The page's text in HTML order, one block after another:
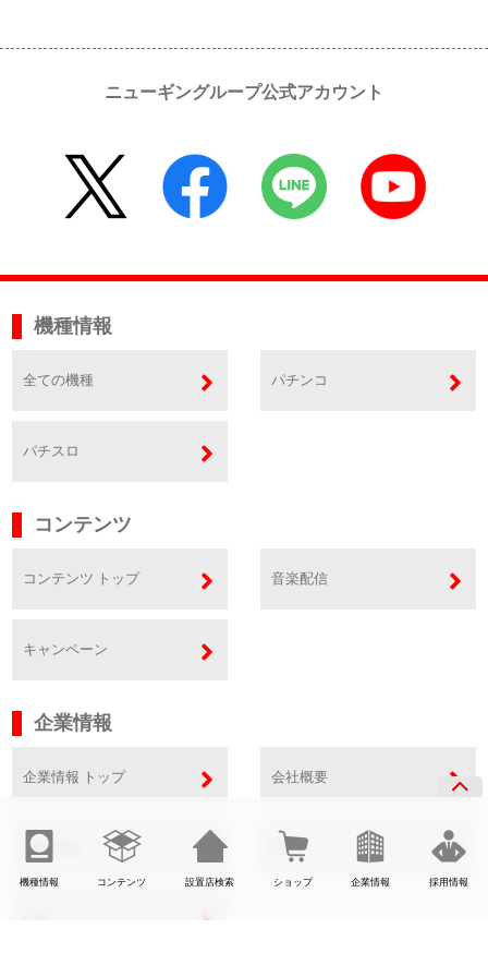
機種情報 コンテンツ 設置店検索 ショップ 企業情報 採用情報
ニューギングループ公式アカウント
機種情報
全ての機種 パチンコ
パチスロ
コンテンツ
コンテンツ トップ 音楽配信
キャンペーン
企業情報
企業情報 トップ 会社概要
事業内容 SDGs